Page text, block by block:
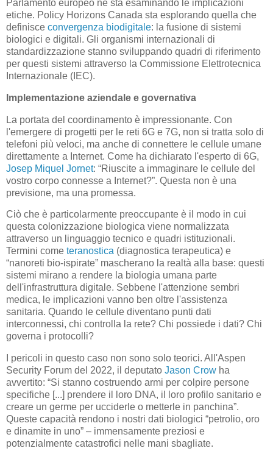
Parlamento europeo ne sta esaminando le implicazioni
etiche. Policy Horizons Canada sta esplorando quella che
definisce convergenza biodigitale: la fusione di sistemi
biologici e digitali. Gli organismi internazionali di
standardizzazione stanno sviluppando quadri di riferimento
per questi sistemi attraverso la Commissione Elettrotecnica
Internazionale (IEC).
Implementazione aziendale e governativa
La portata del coordinamento è impressionante. Con
l'emergere di progetti per le reti 6G e 7G, non si tratta solo di
telefoni più veloci, ma anche di connettere le cellule umane
direttamente a Internet. Come ha dichiarato l'esperto di 6G,
Josep Miquel Jornet: “Riuscite a immaginare le cellule del
vostro corpo connesse a Internet?”. Questa non è una
previsione, ma una promessa.
Ciò che è particolarmente preoccupante è il modo in cui
questa colonizzazione biologica viene normalizzata
attraverso un linguaggio tecnico e quadri istituzionali.
Termini come teranostica (diagnostica terapeutica) e
“nanoreti bio-ispirate” mascherano la realtà alla base: questi
sistemi mirano a rendere la biologia umana parte
dell'infrastruttura digitale. Sebbene l'attenzione sembri
medica, le implicazioni vanno ben oltre l'assistenza
sanitaria. Quando le cellule diventano punti dati
interconnessi, chi controlla la rete? Chi possiede i dati? Chi
governa i protocolli?
I pericoli in questo caso non sono solo teorici. All'Aspen
Security Forum del 2022, il deputato Jason Crow ha
avvertito: “Si stanno costruendo armi per colpire persone
specifiche [...] prendere il loro DNA, il loro profilo sanitario e
creare un germe per ucciderle o metterle in panchina”.
Queste capacità rendono i nostri dati biologici “petrolio, oro
e dinamite in uno” – immensamente preziosi e
potenzialmente catastrofici nelle mani sbagliate.